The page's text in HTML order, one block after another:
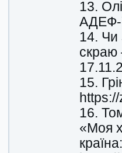
13.
АДЕФ-
14. Чи
скраю
15.
16.
«Моя